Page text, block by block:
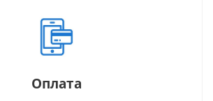
Оплата